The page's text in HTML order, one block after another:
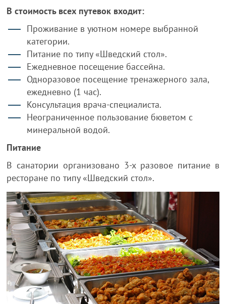
В стоимость всех путевок входит:
Проживание в уютном номере выбранной
категории.
Питание по типу «Шведский стол».
Ежедневное посещение бассейна.
Одноразовое посещение тренажерного зала,
ежедневно (1 час).
Консультация врача-специалиста.
Неограниченное пользование бюветом с
минеральной водой.
Питание
В санатории организовано 3-х разовое питание в
ресторане по типу «Шведский стол».